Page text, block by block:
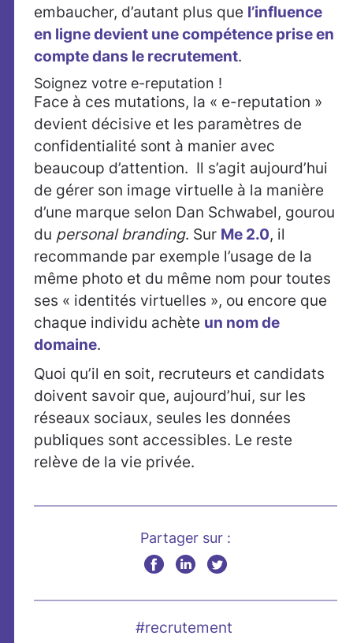
embaucher, d’autant plus que l’influence
en ligne devient une compétence prise en
compte dans le recrutement.
Soignez votre e-reputation !
Face à ces mutations, la « e-reputation »
devient décisive et les paramètres de
confidentialité sont à manier avec
beaucoup d’attention. Il s’agit aujourd’hui
de gérer son image virtuelle à la manière
d’une marque selon Dan Schwabel, gourou
du personal branding. Sur Me 2.0, il
recommande par exemple l’usage de la
même photo et du même nom pour toutes
ses « identités virtuelles », ou encore que
chaque individu achète un nom de
domaine.
Quoi qu’il en soit, recruteurs et candidats
doivent savoir que, aujourd’hui, sur les
réseaux sociaux, seules les données
publiques sont accessibles. Le reste
relève de la vie privée.
Partager sur :
#recrutement